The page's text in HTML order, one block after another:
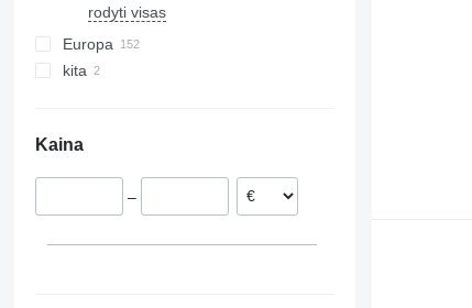
rodyti visas
Europa
Rumunija
Danija
kita
Kaina
–